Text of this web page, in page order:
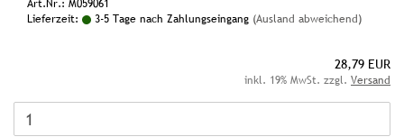
Art.Nr.: M059061
Lieferzeit:
3-5 Tage nach Zahlungseingang (Ausland abweichend)
28,79 EUR
inkl. 19% MwSt. zzgl. Versand